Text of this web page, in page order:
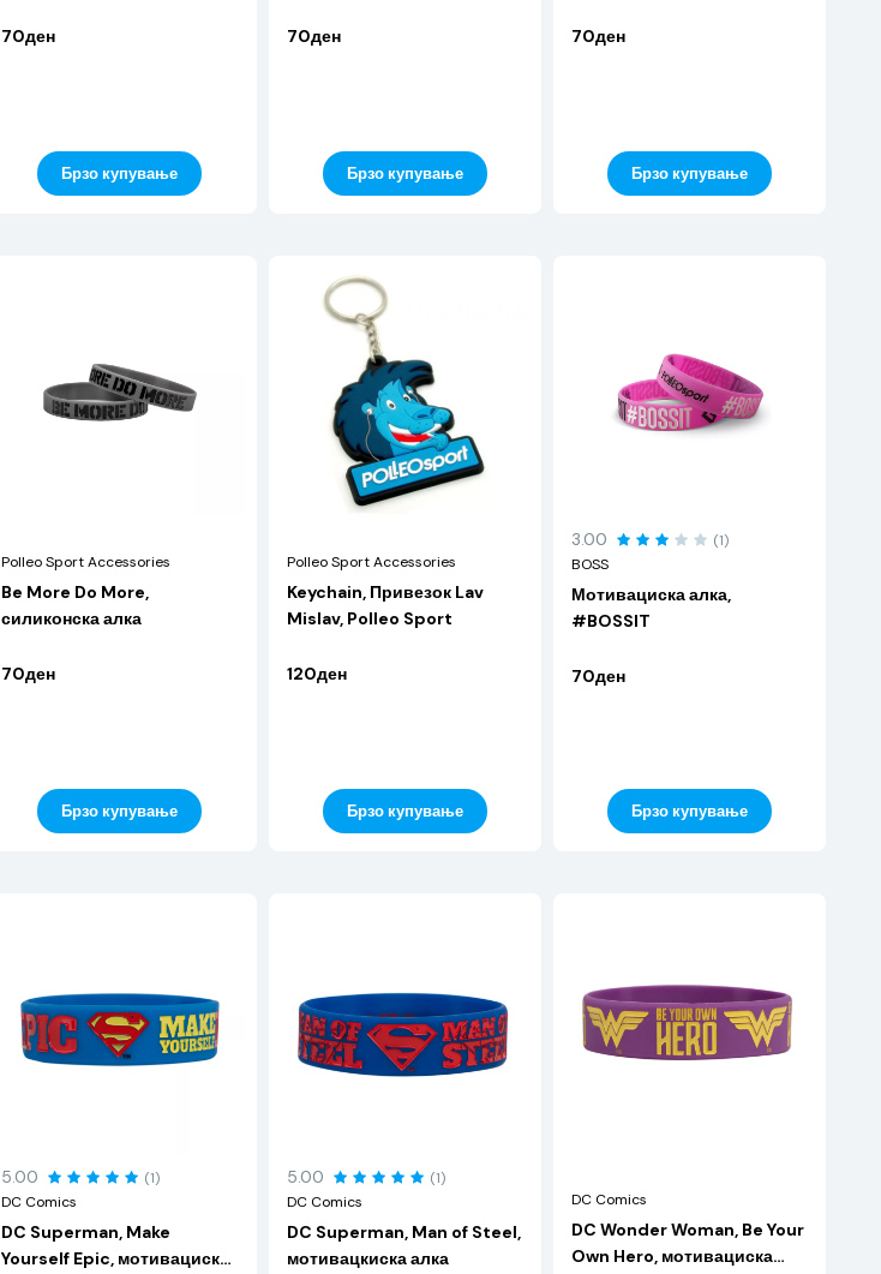
70ден
Брзо купување
70ден
Брзо купување
70ден
Брзо купување
Polleo Sport Accessories
Be More Do More,
силиконска алка
70ден
Брзо купување
Polleo Sport Accessories
Keychain, Привезок Lav
Mislav, Polleo Sport
120ден
Брзо купување
3.00
(1)
BOSS
Мотивациска алка,
#BOSSIT
70ден
Брзо купување
5.00
(1)
DC Comics
DC Superman, Make
Yourself Epic, мотивациска
5.00
(1)
DC Comics
DC Superman, Man of Steel,
мотивацкиска алка
DC Comics
DC Wonder Woman, Be Your
Own Hero, мотивациска